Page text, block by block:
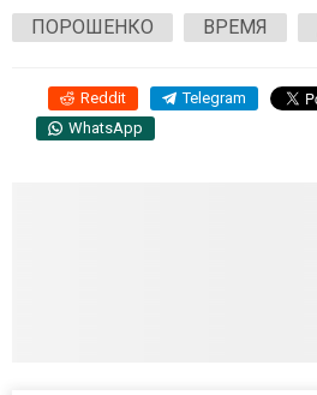
ПОРОШЕНКО
ВРЕМЯ
Reddit Telegram
WhatsApp